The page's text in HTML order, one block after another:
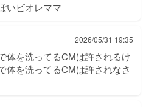
いビオレママ
2026/05/31 19:35
体を洗ってるCMは許されるけ
体を洗ってるCMは許されなさ